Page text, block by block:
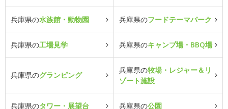
兵庫県の水族館・動物園 兵庫県のフードテーマパーク
兵庫県の工場見学 兵庫県のキャンプ場・BBQ場
兵庫県のグランピング
兵庫県の牧場・レジャー＆リ
ゾート施設
兵庫県のタワー・展望台 兵庫県の公園